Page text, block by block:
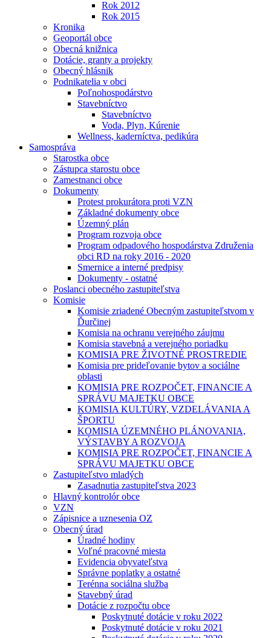
Rok 2012
Rok 2015
Kronika
Geoportál obce
Obecná knižnica
Dotácie, granty a projekty
Obecný hlásnik
Podnikatelia v obci
Poľnohospodárstvo
Stavebníctvo
Stavebníctvo
Voda, Plyn, Kúrenie
Wellness, kaderníctva, pedikúra
Samospráva
Starostka obce
Zástupca starostu obce
Zamestnanci obce
Dokumenty
Protest prokurátora proti VZN
Základné dokumenty obce
Územný plán
Program rozvoja obce
Program odpadového hospodárstva Združenia
obci RD na roky 2016 - 2020
Smernice a interné predpisy
Dokumenty - ostatné
Poslanci obecného zastupiteľstva
Komisie
Komisie zriadené Obecným zastupiteľstvom v
Ďurčinej
Komisia na ochranu verejného záujmu
Komisia stavebná a verejného poriadku
KOMISIA PRE ŽIVOTNÉ PROSTREDIE
Komisia pre prideľovanie bytov a sociálne
oblasti
KOMISIA PRE ROZPOČET, FINANCIE A
SPRÁVU MAJETKU OBCE
KOMISIA KULTÚRY, VZDELÁVANIA A
ŠPORTU
KOMISIA ÚZEMNÉHO PLÁNOVANIA,
VÝSTAVBY A ROZVOJA
KOMISIA PRE ROZPOČET, FINANCIE A
SPRÁVU MAJETKU OBCE
Zastupiteľstvo mladých
Zasadnutia zastupiteľstva 2023
Hlavný kontrolór obce
VZN
Zápisnice a uznesenia OZ
Obecný úrad
Úradné hodiny
Voľné pracovné miesta
Evidencia obyvateľstva
Správne poplatky a ostatné
Terénna sociálna služba
Stavebný úrad
Dotácie z rozpočtu obce
Poskytnuté dotácie v roku 2022
Poskytnuté dotácie v roku 2021